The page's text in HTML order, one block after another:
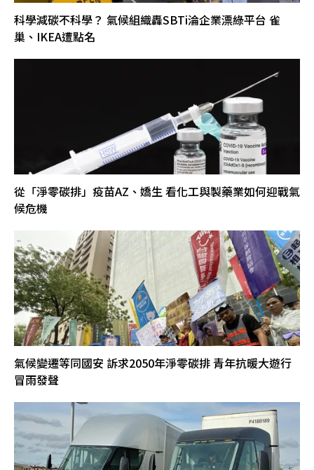
科學減碳不科學？ 氣候組織轟SBTi淪企業漂綠平台 雀
巢、IKEA遭點名
從「淨零碳排」疫苗AZ、嬌生 看化工與製藥業如何迎戰氣
候危機
氣候變遷等同國安 訴求2050年淨零碳排 青年抗暖大遊行
冒雨發聲